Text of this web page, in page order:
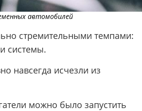
автомобилей
стремительными темпами:
системы.
навсегда исчезли из
можно было запустить